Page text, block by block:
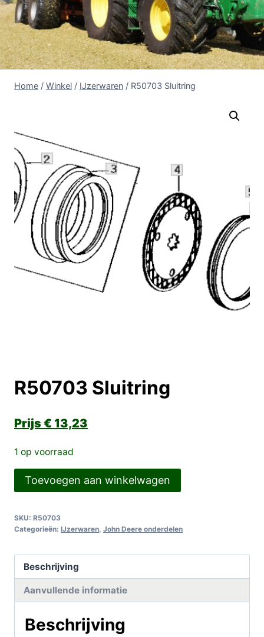
Home / Winkel / IJzerwaren / R50703 Sluitring
R50703 Sluitring
€ 13,23
1 op voorraad
R50703
Sluitring
Toevoegen aan winkelwagen
SKU: R50703
Categorieën: IJzerwaren John Deere onderdelen
Beschrijving
Aanvullende informatie
Beschrijving